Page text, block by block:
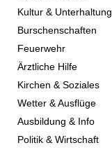
Kultur & Unterhaltung
Burschenschaften
Feuerwehr
Ärztliche Hilfe
Kirchen & Soziales
Wetter & Ausflüge
Ausbildung & Info
Politik & Wirtschaft